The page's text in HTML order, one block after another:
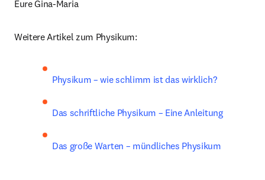
Eure Gina-Maria
Weitere Artikel zum Physikum:
Physikum – wie schlimm ist das wirklich?
Das schriftliche Physikum – Eine Anleitung
Das große Warten – mündliches Physikum